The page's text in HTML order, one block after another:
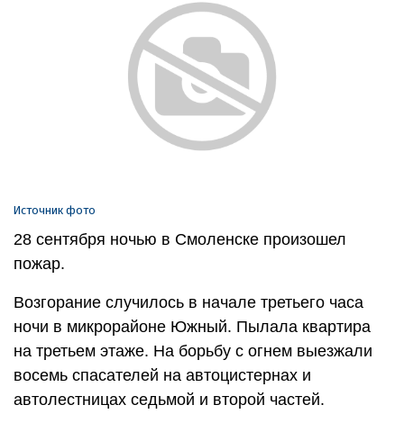
Источник фото
28 сентября ночью в Смоленске произошел
пожар.
Возгорание случилось в начале третьего часа
ночи в микрорайоне Южный. Пылала квартира
на третьем этаже. На борьбу с огнем выезжали
восемь спасателей на автоцистернах и
автолестницах седьмой и второй частей.